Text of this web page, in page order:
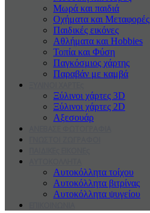
Μωρά και παιδιά
Οχήματα και Μεταφορές
Παιδικές εικόνες
Αθλήματα και Hobbies
Τοπία και Φύση
Παγκόσμιος χάρτης
Παραβάν με καμβά
Ξύλινοι χάρτες 3D
Ξύλινοι χάρτες 2D
Αξεσουάρ
Αυτοκόλλητα τοίχου
Αυτοκόλλητα βιτρίνας
Αυτοκόλλητα ψυγείου